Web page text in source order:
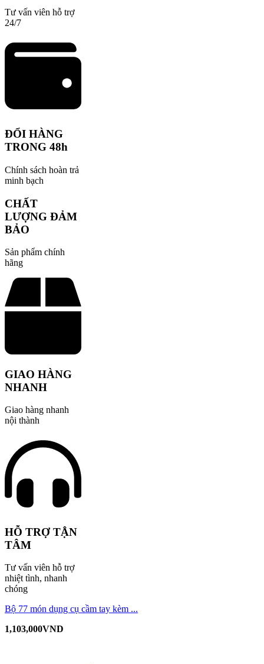
Tư vấn viên hỗ trợ
24/7
ĐỔI HÀNG
TRONG 48h
Chính sách hoàn trả
minh bạch
CHẤT
LƯỢNG ĐẢM
BẢO
Sản phẩm chính
hãng
GIAO HÀNG
NHANH
Giao hàng nhanh
nội thành
HỖ TRỢ TẬN
TÂM
Tư vấn viên hỗ trợ
nhiệt tình, nhanh
chóng
Bộ 77 món dụng cụ cầm tay kèm ...
1,103,000VND